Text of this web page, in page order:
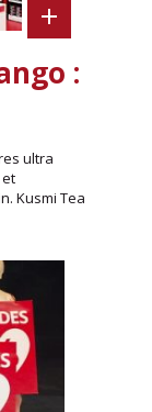
:
ultra
Kusmi Tea